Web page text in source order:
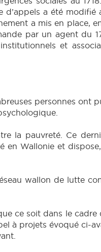
d’appels a été modifié
a mis en place,
par un agent du
et
personnes ont
la pauvreté. Ce
en Wallonie et
wallon de lutte
ce soit dans le
à projets évoqué ci-